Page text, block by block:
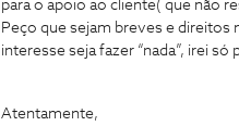
para o apoio ao cliente( que não
Peço que sejam breves e
interesse seja fazer “nada”, irei
Atentamente,